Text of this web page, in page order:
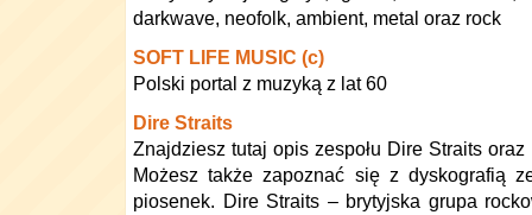
darkwave, neofolk, ambient, metal oraz rock
SOFT LIFE MUSIC (c)
Polski portal z muzyką z lat 60
Dire Straits
Znajdziesz tutaj opis zespołu Dire Straits
Możesz także zapoznać się z dyskografią
piosenek. Dire Straits – brytyjska grupa